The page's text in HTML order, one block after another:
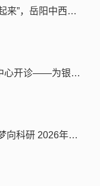
让深藏古籍里的中医“活起来”，岳阳中西医结合医院“海派非遗科普馆”揭幕
附属曙光医院老年医学中心开诊——为银龄患者提供一体化解决方案
岐黄青苗启新程 沛然筑梦向科研 2026年上海中医药大学“沛然计划”夏令营结营